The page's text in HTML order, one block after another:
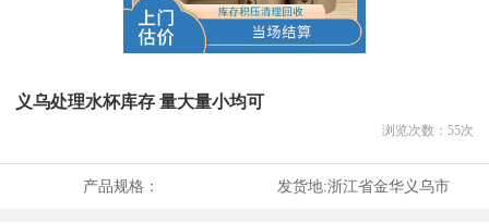
义乌处理水杯库存 量大量小均可
浏览次数： 55次
产品规格： 发货地:浙江省金华义乌市